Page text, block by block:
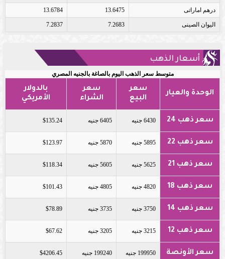
درهم اماراتى 13.6475
13.6784
اليوان الصينى 7.2683
7.2837
أسعار الذهب
متوسط سعر الذهب اليوم بالصاغة بالجنيه المصري
الوحدة والعيار
سعر
البيع
سعر
الشراء
بالدولار
الأمريكي
سعر ذهب 24 6430 جنيه 6405 جنيه $135.24
سعر ذهب 22 5895 جنيه 5870 جنيه $123.97
سعر ذهب 21 5625 جنيه 5605 جنيه $118.34
سعر ذهب 18 4820 جنيه 4805 جنيه $101.43
سعر ذهب 14 3750 جنيه 3735 جنيه $78.89
سعر ذهب 12 3215 جنيه 3205 جنيه $67.62
سعر الأونصة 199950 جنيه 199240 جنيه $4206.45